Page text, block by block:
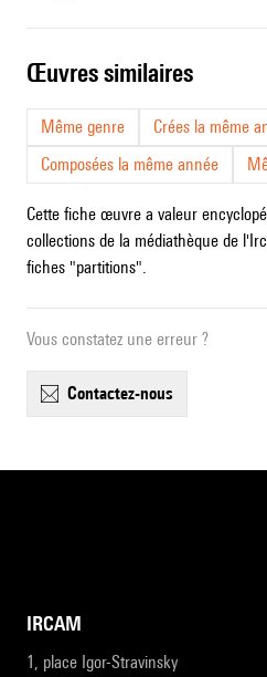
œuvres similaires
Même genre
Crées la même
Composées la même année
Cette fiche œuvre a valeur
collections de la médiathèque de
fiches "partitions".
Vous constatez une erreur ?
contactez-nous
IRCAM
1, place Igor-Stravinsky